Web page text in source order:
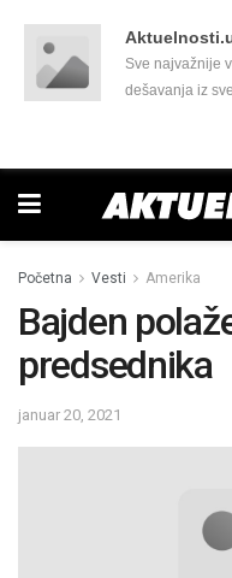
Sve najvažnije
dešavanja iz
još mnogo
Početna Vesti Amerika
Bajden
predsednika
januar 20, 2021